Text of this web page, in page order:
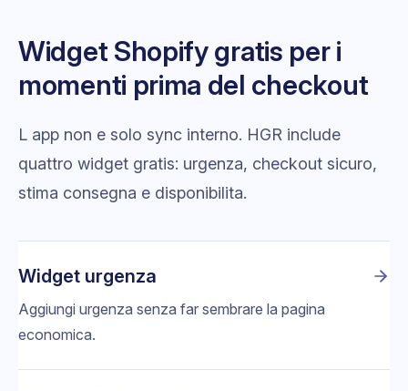
Widget Shopify gratis per i
momenti prima del checkout
L app non e solo sync interno. HGR include
quattro widget gratis: urgenza, checkout sicuro,
stima consegna e disponibilita.
Widget urgenza
Aggiungi urgenza senza far sembrare la pagina
economica.